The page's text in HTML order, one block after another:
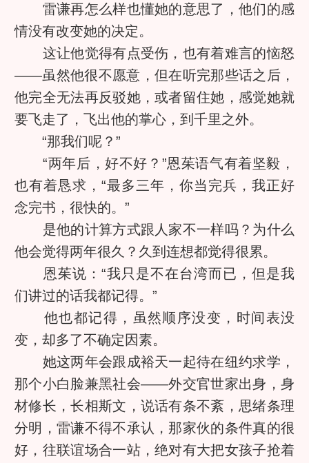
雷谦再怎么样也懂她的意思了，他们的感
情没有改变她的决定。
这让他觉得有点受伤，也有着难言的恼怒
——虽然他很不愿意，但在听完那些话之后，
他完全无法再反驳她，或者留住她，感觉她就
要飞走了，飞出他的掌心，到千里之外。
“那我们呢？”
“两年后，好不好？”恩茱语气有着坚毅，
也有着恳求，“最多三年，你当完兵，我正好
念完书，很快的。”
是他的计算方式跟人家不一样吗？为什么
他会觉得两年很久？久到连想都觉得很累。
恩茱说：“我只是不在台湾而已，但是我
们讲过的话我都记得。”
他也都记得，虽然顺序没变，时间表没
变，却多了不确定因素。
她这两年会跟成裕天一起待在纽约求学，
那个小白脸兼黑社会——外交官世家出身，身
材修长，长相斯文，说话有条不紊，思绪条理
分明，雷谦不得不承认，那家伙的条件真的很
好，往联谊场合一站，绝对有大把女孩子抢着